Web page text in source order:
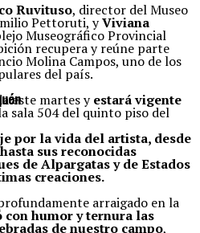
Ruvituso, director del Museo
Pettoruti, yViviana
Museográfico Provincial
recupera y reúne parte
Molina Campos, uno de los
del país.
este martes yestará vigente
sala 504 del quinto piso del
por la vida del artista, desde
sus reconocidas
de Alpargatas y de Estados
creaciones.
arraigado en la
con humor y ternura las
de nuestro campo,